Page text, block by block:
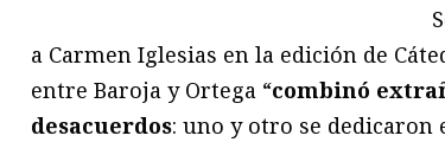
a Carmen Iglesias en la edición de
entre Baroja y Ortega “combinó
desacuerdos: uno y otro se dedicaron